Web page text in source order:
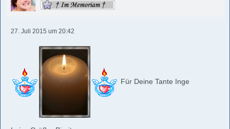
27. Juli 2015 um 20:42
Für Deine Tante Inge